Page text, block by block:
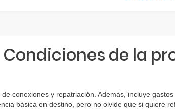
Condiciones de la
conexiones y repatriación. Además, incluye
básica en destino, pero no olvide que si quiere